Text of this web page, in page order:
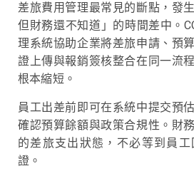
差旅費用管理最常見的斷點，發
但財務還不知道」的時間差中。
理系統協助企業將差旅申請、預
證上傳與報銷簽核整合在同一流
根本縮短。
員工出差前即可在系統中提交預
確認預算餘額與政策合規性。財
的差旅支出狀態，不必等到員
證。